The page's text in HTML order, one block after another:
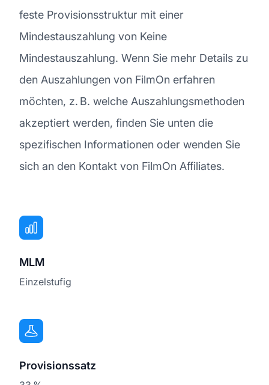
feste Provisionsstruktur mit einer
Mindestauszahlung von Keine
Mindestauszahlung. Wenn Sie mehr Details zu
den Auszahlungen von FilmOn erfahren
möchten, z. B. welche Auszahlungsmethoden
akzeptiert werden, finden Sie unten die
spezifischen Informationen oder wenden Sie
sich an den Kontakt von FilmOn Affiliates.
MLM
Einzelstufig
Provisionssatz